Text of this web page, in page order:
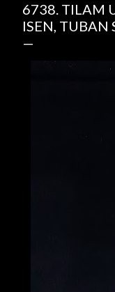
6738. TILAM
ISEN, TUBAN